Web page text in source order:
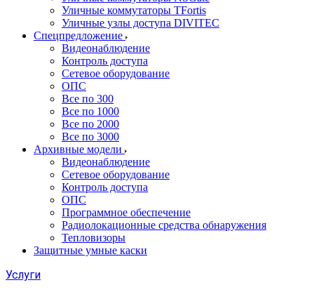
Уличные коммутаторы TFortis
Уличные узлы доступа DIVITEC
Спецпредложение
Видеонаблюдение
Контроль доступа
Сетевое оборудование
ОПС
Все по 300
Все по 1000
Все по 2000
Все по 3000
Архивные модели
Видеонаблюдение
Сетевое оборудование
Контроль доступа
ОПС
Программное обеспечение
Радиолокационные средства обнаружения
Тепловизоры
Защитные умные каски
Услуги